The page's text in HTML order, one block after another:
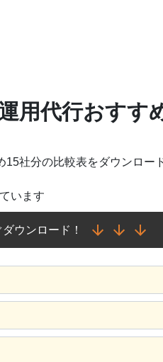
用代行おすす
社分の比較表をダウンロー
います
ウンロード！